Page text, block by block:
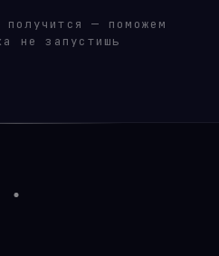
— поможем
не запустишь